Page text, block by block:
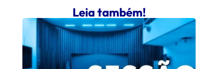
Leia também!